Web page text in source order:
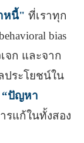
หนี้" ที่เราทุก
bias
จก และจาก
ประโยชน์ใน
“ปัญหา
รแก้ในทั้งสอง